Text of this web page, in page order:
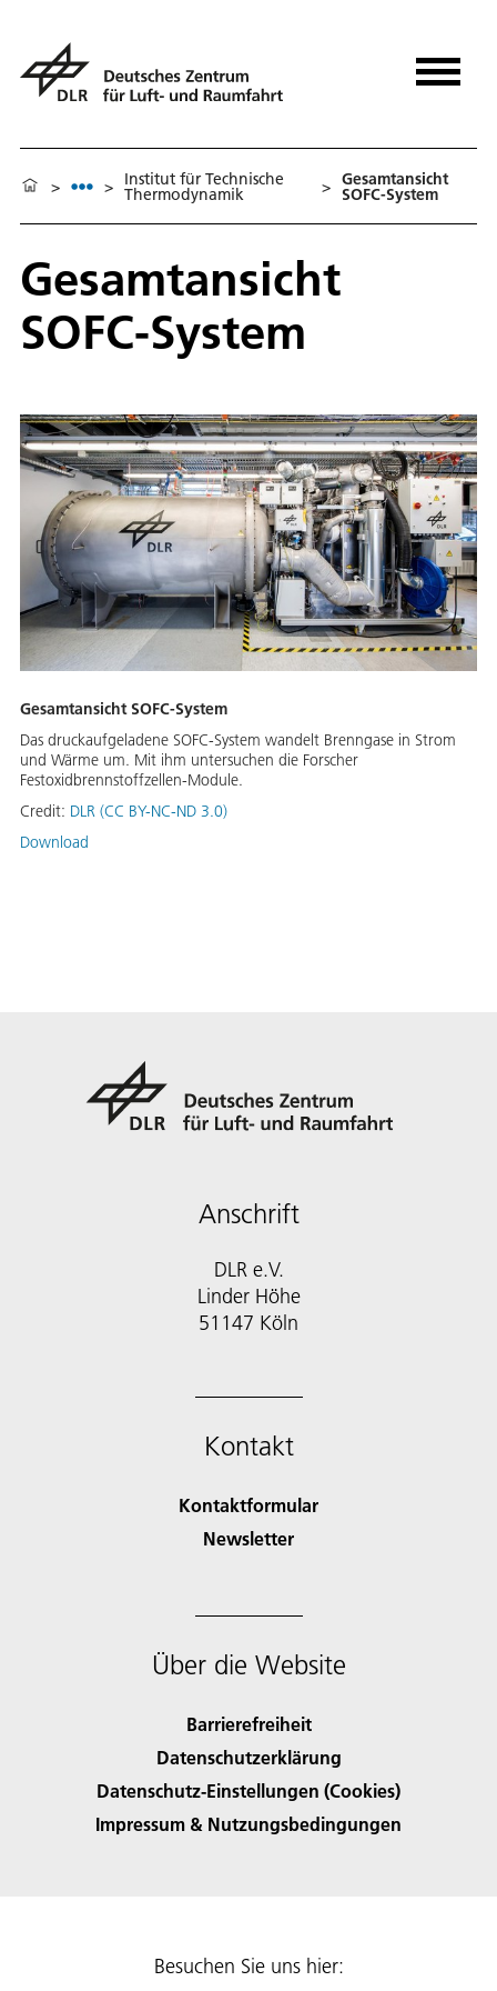
> > Institut für Technische
Thermodynamik > Gesamtansicht
SOFC-System
Gesamtansicht
SOFC-System
Gesamtansicht SOFC-System
Das druckaufgeladene SOFC-System wandelt Brenngase in Strom
und Wärme um. Mit ihm untersuchen die Forscher
Festoxidbrennstoffzellen-Module.
Credit: DLR (CC BY-NC-ND 3.0)
Download
Anschrift
DLR e.V.
Linder Höhe
51147 Köln
Kontakt
Kontaktformular
Newsletter
Über die Website
Barrierefreiheit
Datenschutzerklärung
Datenschutz-Einstellungen (Cookies)
Impressum & Nutzungsbedingungen
Besuchen Sie uns hier: